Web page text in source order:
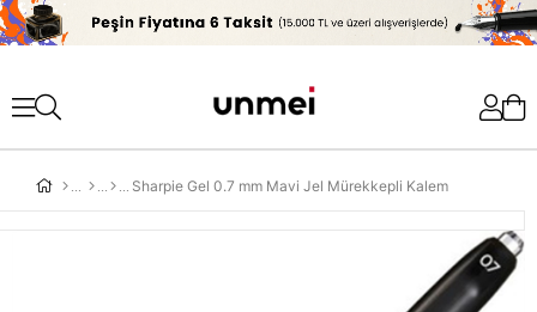
'
Sharpie Gel 0.7 mm Mavi Jel Mürekkepli Kalem